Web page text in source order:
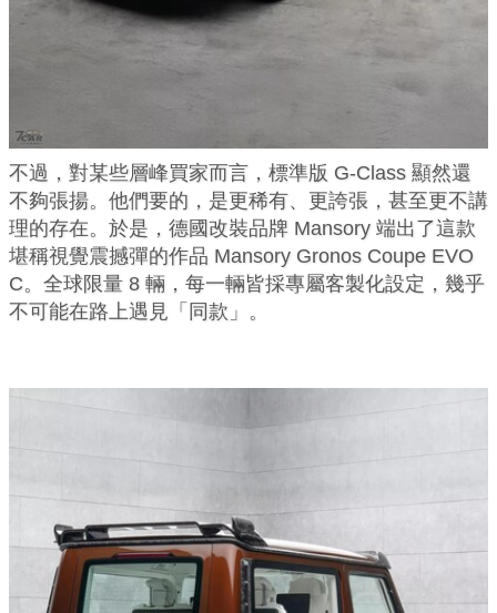
不過，對某些層峰買家而言，標準版 G-Class 顯然還
不夠張揚。他們要的，是更稀有、更誇張，甚至更不講
理的存在。於是，德國改裝品牌 Mansory 端出了這款
堪稱視覺震撼彈的作品 Mansory Gronos Coupe EVO
C。全球限量 8 輛，每一輛皆採專屬客製化設定，幾乎
不可能在路上遇見「同款」。